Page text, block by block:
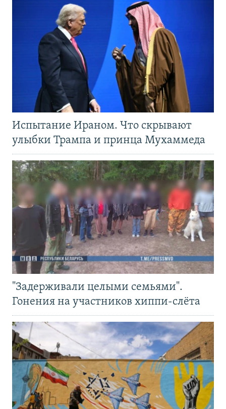
Испытание Ираном. Что скрывают
улыбки Трампа и принца Мухаммеда
"Задерживали целыми семьями".
Гонения на участников хиппи-слёта